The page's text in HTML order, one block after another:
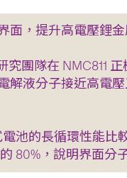
面，提升高電壓鋰
究團隊在 NMC811
解液分子接近高電
電池的長循環性能
80%，說明界面分